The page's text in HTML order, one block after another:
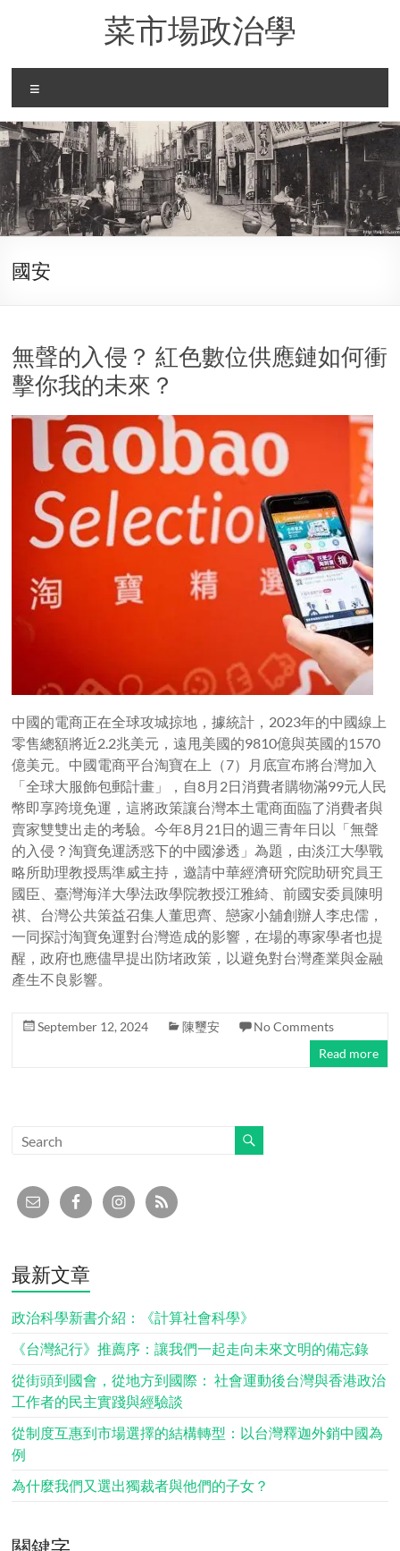
菜市場政治學
國安
無聲的入侵？ 紅色數位供應鏈如何衝
擊你我的未來？
中國的電商正在全球攻城掠地，據統計，2023年的中國線上
零售總額將近2.2兆美元，遠甩美國的9810億與英國的1570
億美元。中國電商平台淘寶在上（7）月底宣布將台灣加入
「全球大服飾包郵計畫」，自8月2日消費者購物滿99元人民
幣即享跨境免運，這將政策讓台灣本土電商面臨了消費者與
賣家雙雙出走的考驗。今年8月21日的週三青年日以「無聲
的入侵？淘寶免運誘惑下的中國滲透」為題，由淡江大學戰
略所助理教授馬準威主持，邀請中華經濟研究院助研究員王
國臣、臺灣海洋大學法政學院教授江雅綺、前國安委員陳明
祺、台灣公共策益召集人董思齊、戀家小舖創辦人李忠儒，
一同探討淘寶免運對台灣造成的影響，在場的專家學者也提
醒，政府也應儘早提出防堵政策，以避免對台灣產業與金融
產生不良影響。
September 12, 2024 陳璽安
No Comments
Read more
最新文章
政治科學新書介紹：《計算社會科學》
《台灣紀行》推薦序：讓我們一起走向未來文明的備忘錄
從街頭到國會，從地方到國際： 社會運動後台灣與香港政治
工作者的民主實踐與經驗談
從制度互惠到市場選擇的結構轉型：以台灣釋迦外銷中國為
例
為什麼我們又選出獨裁者與他們的子女？